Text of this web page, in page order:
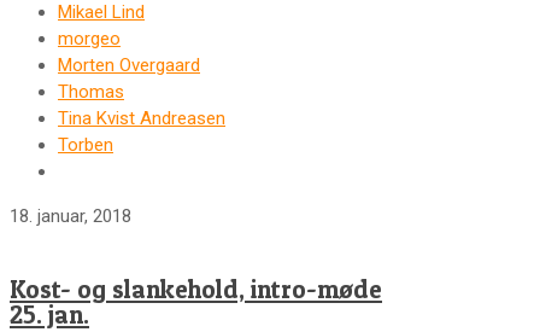
Mikael Lind
morgeo
Morten Overgaard
Thomas
Tina Kvist Andreasen
Torben
18. januar, 2018
Kost- og slankehold, intro-møde
25. jan.